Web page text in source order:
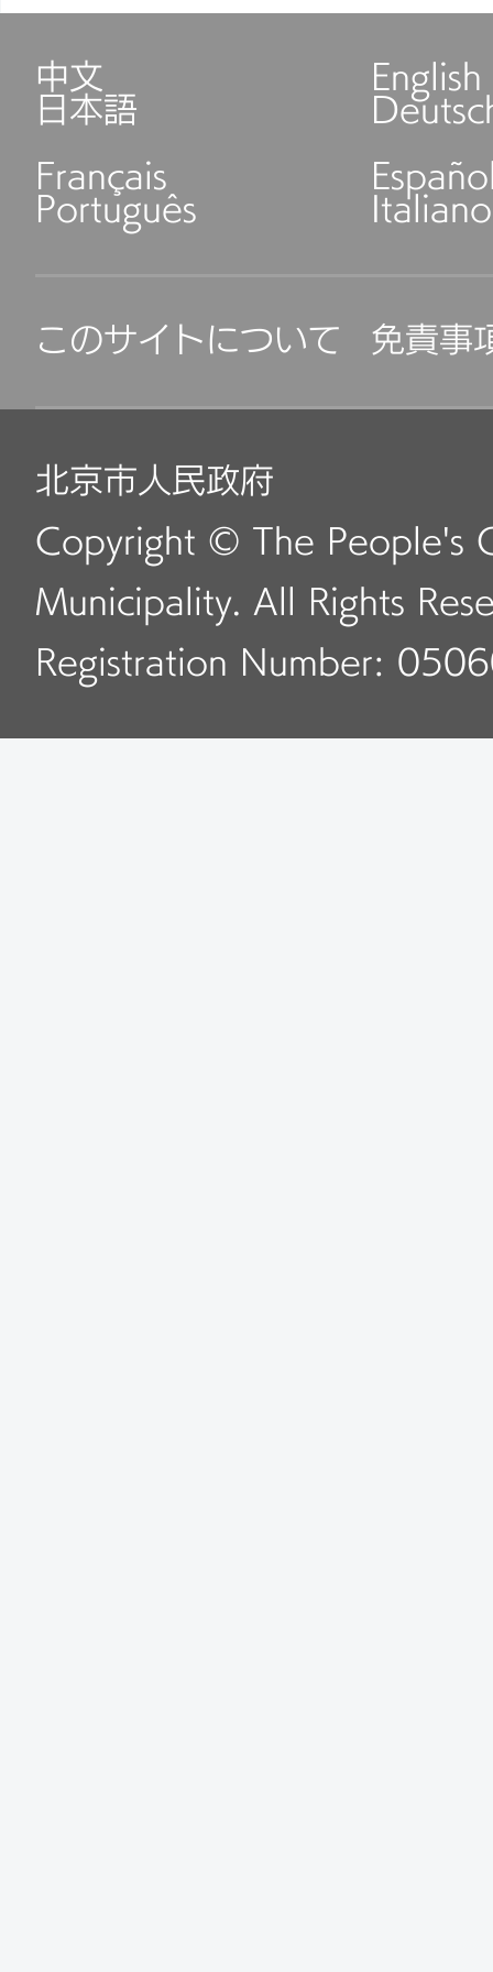
中文 English
日本語
Français
Português Italiano
このサイトについて 免責事
北京市人民政府
Copyright © The People's
Municipality. All Rights
Registration Number: